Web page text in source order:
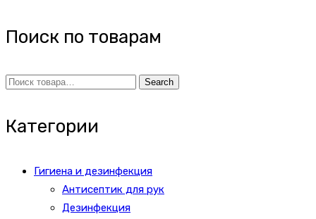
Поиск по товарам
Search
Search
Категории
Гигиена и дезинфекция
Антисептик для рук
Дезинфекция